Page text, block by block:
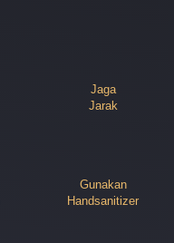
Jaga
Jarak
Gunakan
Handsanitizer